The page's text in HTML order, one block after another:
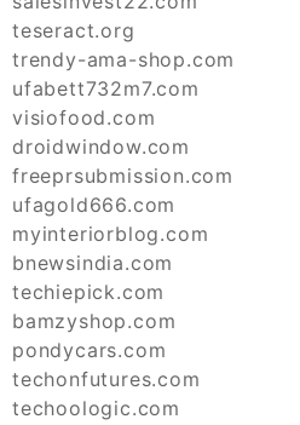
teseract.org
trendy-ama-shop.com
ufabett732m7.com
visiofood.com
droidwindow.com
freeprsubmission.com
ufagold666.com
myinteriorblog.com
bnewsindia.com
techiepick.com
bamzyshop.com
pondycars.com
techonfutures.com
techoologic.com